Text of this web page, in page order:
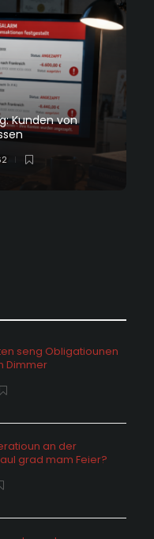
Kunden von
seng Obligatiounen
Dimmer
an der
grad mam Feier?